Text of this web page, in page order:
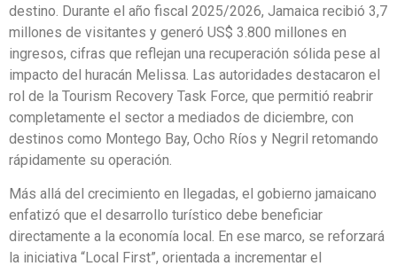
destino. Durante el año fiscal 2025/2026, Jamaica recibió 3,7
millones de visitantes y generó US$ 3.800 millones en
ingresos, cifras que reflejan una recuperación sólida pese al
impacto del huracán Melissa. Las autoridades destacaron el
rol de la Tourism Recovery Task Force, que permitió reabrir
completamente el sector a mediados de diciembre, con
destinos como Montego Bay, Ocho Ríos y Negril retomando
rápidamente su operación.
Más allá del crecimiento en llegadas, el gobierno jamaicano
enfatizó que el desarrollo turístico debe beneficiar
directamente a la economía local. En ese marco, se reforzará
la iniciativa “Local First”, orientada a incrementar el